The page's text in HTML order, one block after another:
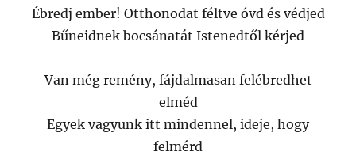
Ébredj ember! Otthonodat féltve óvd és védjed
Bűneidnek bocsánatát Istenedtől kérjed
Van még remény, fájdalmasan felébredhet
elméd
Egyek vagyunk itt mindennel, ideje, hogy
felmérd